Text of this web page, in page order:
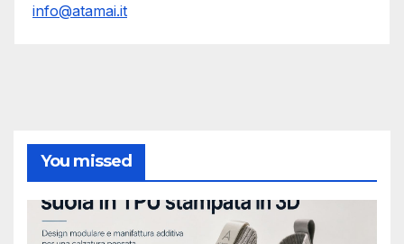
info@atamai.it
You missed